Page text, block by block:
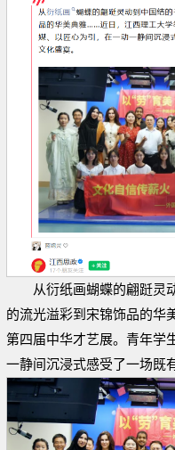
从衍纸画蝴蝶的翩跹灵
的流光溢彩到宋锦饰品的
第四届中华才艺展。青年学
一静间沉浸式感受了一场既